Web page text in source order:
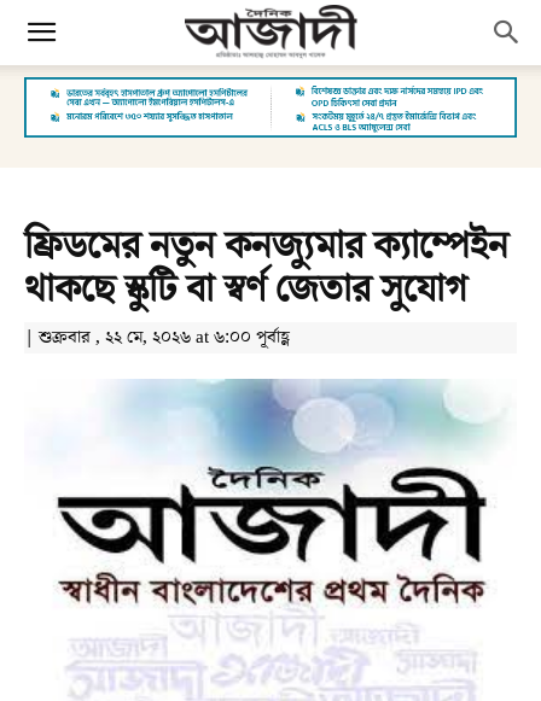
ফ্রিডমের নতুন কনজ্যুমার ক্যাম্পেইন
থাকছে স্কুটি বা স্বর্ণ জেতার সুযোগ
| শুক্রবার , ২২ মে, ২০২৬ at ৬:০০ পূর্বাহ্ণ